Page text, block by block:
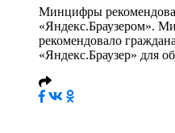
Минцифры
«Яндекс.Браузером».
рекомендовало
«Яндекс.Браузер» для